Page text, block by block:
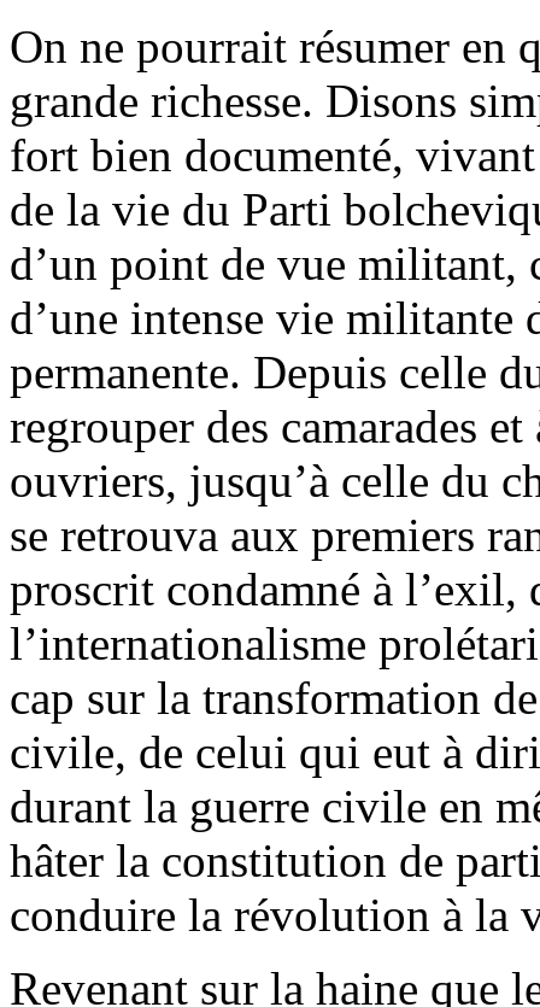
On ne pourrait résumer en
grande richesse. Disons
fort bien documenté,
de la vie du Parti
d’un point de vue militant,
d’une intense vie militante
permanente. Depuis celle
regrouper des camarades
ouvriers, jusqu’à celle du
se retrouva aux premiers
proscrit condamné à l’exil,
l’internationalisme
cap sur la transformation
civile, de celui qui eut à
durant la guerre civile en
hâter la constitution de
conduire la révolution à la
Revenant sur la haine que